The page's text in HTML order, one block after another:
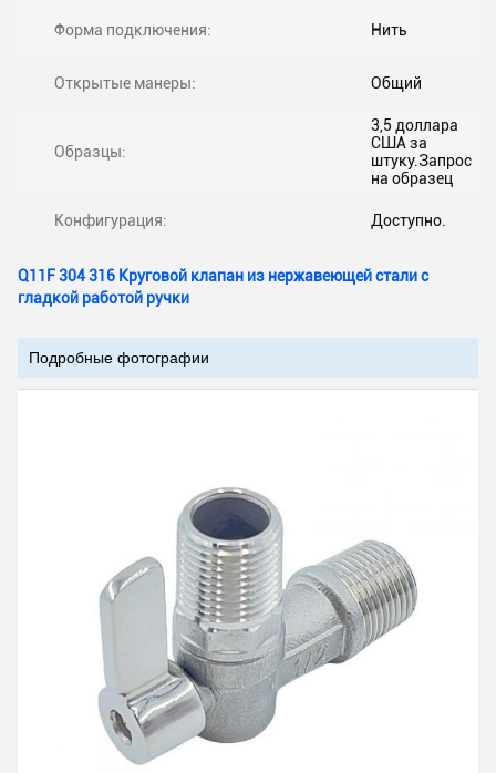
Форма подключения: Нить
Открытые манеры: Общий
Образцы:
3,5 доллара
США за
штуку.Запрос
на образец
Конфигурация: Доступно.
Q11F 304 316 Круговой клапан из нержавеющей стали с
гладкой работой ручки
Подробные фотографии